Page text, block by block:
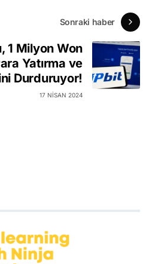
Sonraki haber
1 Milyon Won
Yatırma ve
Durduruyor!
17 NISAN 2024